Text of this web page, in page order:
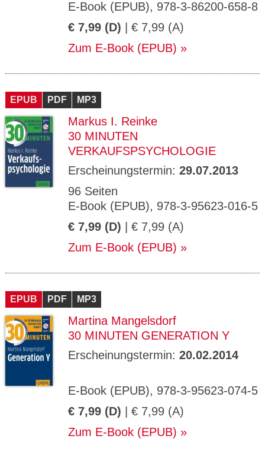
E-Book (EPUB), 978-3-86200-658-8
€ 7,99 (D) | € 7,99 (A)
Zum E-Book (EPUB)
EPUB PDF MP3
Markus I. Reinke
30 MINUTEN
VERKAUFSPSYCHOLOGIE
Erscheinungstermin: 29.07.2013
96 Seiten
E-Book (EPUB), 978-3-95623-016-5
€ 7,99 (D) | € 7,99 (A)
Zum E-Book (EPUB)
EPUB PDF MP3
Martina Mangelsdorf
30 MINUTEN GENERATION Y
Erscheinungstermin: 20.02.2014
E-Book (EPUB), 978-3-95623-074-5
€ 7,99 (D) | € 7,99 (A)
Zum E-Book (EPUB)